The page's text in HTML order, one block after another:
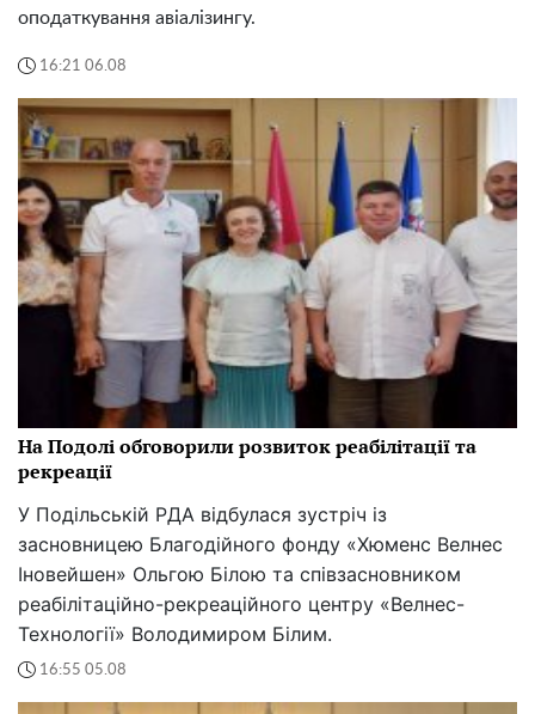
оподаткування авіалізингу.
16:21 06.08
На Подолі обговорили розвиток реабілітації та
рекреації
У Подільській РДА відбулася зустріч із
засновницею Благодійного фонду «Хюменс Велнес
Іновейшен» Ольгою Білою та співзасновником
реабілітаційно-рекреаційного центру «Велнес-
Технології» Володимиром Білим.
16:55 05.08